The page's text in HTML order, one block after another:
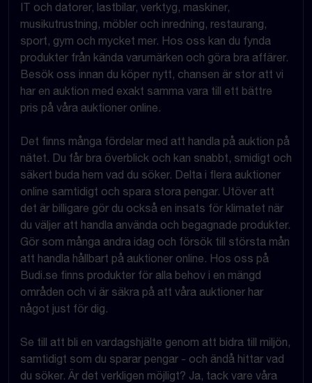
IT och datorer, lastbilar, verktyg, maskiner,
musikutrustning, möbler och inredning, restaurang,
sport, gym och mycket mer. Hos oss kan du fynda
produkter från kända varumärken och göra bra affärer.
Besök oss innan du köper nytt, chansen är stor att vi
har en auktion med exakt samma vara till ett bättre
pris på våra auktioner online.
Det finns många fördelar med att handla på auktion på
nätet. Du får bra överblick och kan snabbt, smidigt och
säkert buda hem vad du söker. Delta i flera auktioner
online samtidigt och spara stora pengar. Utöver att
det är billigare gör du också en insats för klimatet när
du väljer att handla använda och begagnade produkter.
Gör som många andra idag och försök till största mån
att handla hållbart på auktioner online. Hos oss på
Budi.se finns produkter för alla behov i en mängd
områden och vi är säkra på att våra auktioner har
något just för dig.
Se till att bli en vardagshjälte genom att bidra till miljön,
samtidigt som du sparar pengar - och ändå hittar vad
du söker. Är det verkligen möjligt? Ja, tack vare våra